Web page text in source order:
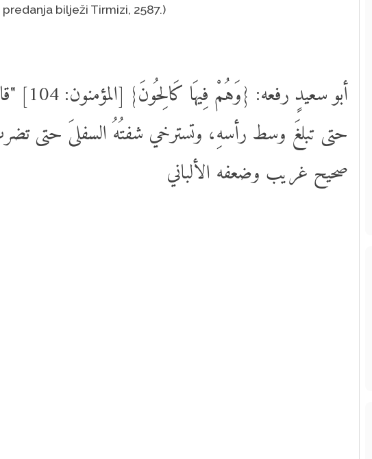
bilježi Tirmizi, 2587.)
أبو
حتى تبلغَ وسط رأسهِ، وتسترخي شفتُهُ السفلىَ حتى
صحيح غريب وضعفه الألباني